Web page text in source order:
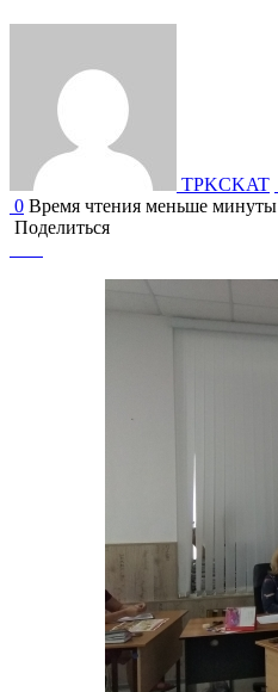
TPKCKAT
0 Время чтения меньше минуты
Поделиться